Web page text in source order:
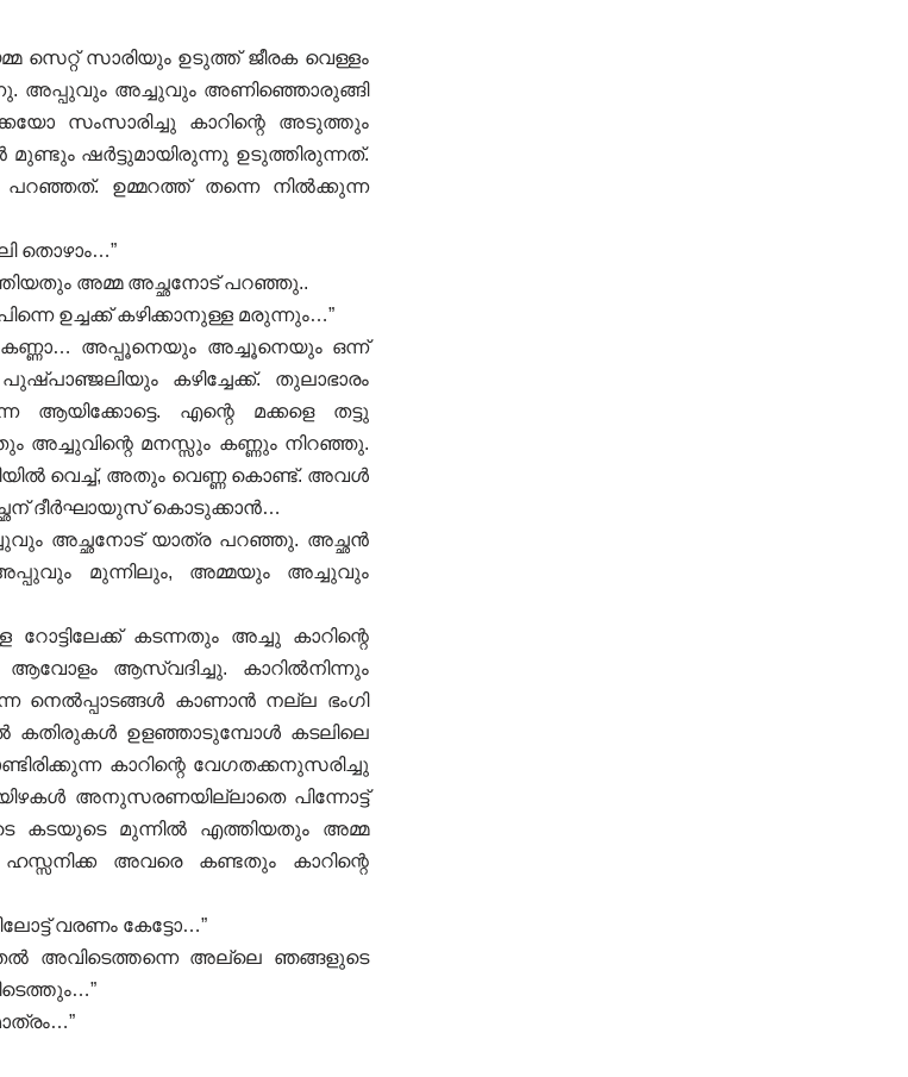
സെറ്റ് സാരിയും ഉടുത്ത് ജീരക വെള്ളം
അപ്പുവും അച്ചുവും അണിഞ്ഞൊരുങ്ങി
സംസാരിച്ചു കാറിന്റെ അടുത്തും
ഷർട്ടുമായിരുന്നു ഉടുത്തിരുന്നത്.
ഉമ്മറത്ത് തന്നെ നിൽക്കുന്ന
തൊഴാം…”
അമ്മ അച്ഛനോട് പറഞ്ഞു..
ഉച്ചക്ക് കഴിക്കാനുള്ള മരുന്നും…”
കണ്ണാ… അപ്പൂനെയും അച്ചൂനെയും ഒന്ന്
കഴിച്ചേക്ക്. തുലാഭാരം
ആയിക്കോട്ടെ. എന്റെ മക്കളെ തട്ടു
അച്ചുവിന്റെ മനസ്സും കണ്ണും നിറഞ്ഞു.
വെച്ച്, അതും വെണ്ണ കൊണ്ട്. അവൾ
ദീർഘായുസ് കൊടുക്കാൻ…
അച്ചുവും അച്ഛനോട് യാത്ര പറഞ്ഞു. അച്ഛൻ
മുന്നിലും, അമ്മയും അച്ചുവും
കടന്നതും അച്ചു കാറിന്റെ
ആവോളം ആസ്വദിച്ചു. കാറിൽനിന്നും
നെൽപ്പാടങ്ങൾ കാണാൻ നല്ല ഭംഗി
കതിരുകൾ ഉളഞ്ഞാടുമ്പോൾ കടലിലെ
കാറിന്റെ വേഗതക്കനുസരിച്ചു
അനുസരണയില്ലാതെ പിന്നോട്ട്
കടയുടെ മുന്നിൽ എത്തിയതും അമ്മ
അവരെ കണ്ടതും കാറിന്റെ
വരണം കേട്ടോ…”
മുതൽ അവിടെത്തന്നെ അല്ലെ ഞങ്ങളുടെ